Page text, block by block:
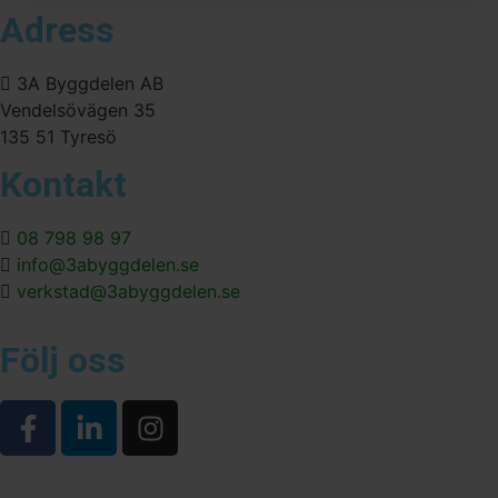
Adress
3A Byggdelen AB
Vendelsövägen 35
135 51 Tyresö
Kontakt
08 798 98 97
info@3abyggdelen.se
verkstad@3abyggdelen.se
Följ oss